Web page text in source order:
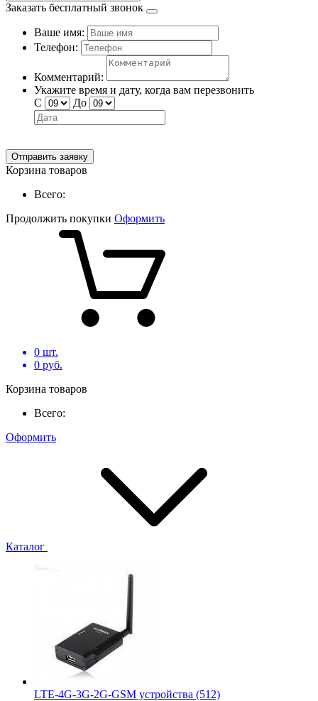
Заказать бесплатный звонок
Ваше имя:
Телефон:
Комментарий:
Укажите время и дату, когда вам перезвонить
С
До
Отправить заявку
Корзина товаров
Всего:
Продолжить покупки Оформить
0 шт.
0 руб.
Корзина товаров
Всего:
Оформить
Каталог
LTE-4G-3G-2G-GSM устройства (512)